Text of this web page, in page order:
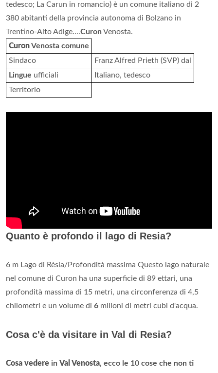
tedesco; La Carun in romancio) è un comune italiano di 2
380 abitanti della provincia autonoma di Bolzano in
Trentino-Alto Adige....Curon Venosta.
CuronVenosta comune
Sindaco
Franz Alfred Prieth (SVP) dal
Lingue ufficiali
Italiano, tedesco
Territorio
Quanto è profondo il lago di Resia?
6 m Lago di Rèsia/Profondità massima Questo lago naturale
nel comune di Curon ha una superficie di 89 ettari, una
profondità massima di 15 metri, una circonferenza di 4,5
chilometri e un volume di 6 milioni di metri cubi d'acqua.
Cosa c'è da visitare in Val di Resia?
Cosa vedere in Val Venosta, ecco le 10 cose che non ti